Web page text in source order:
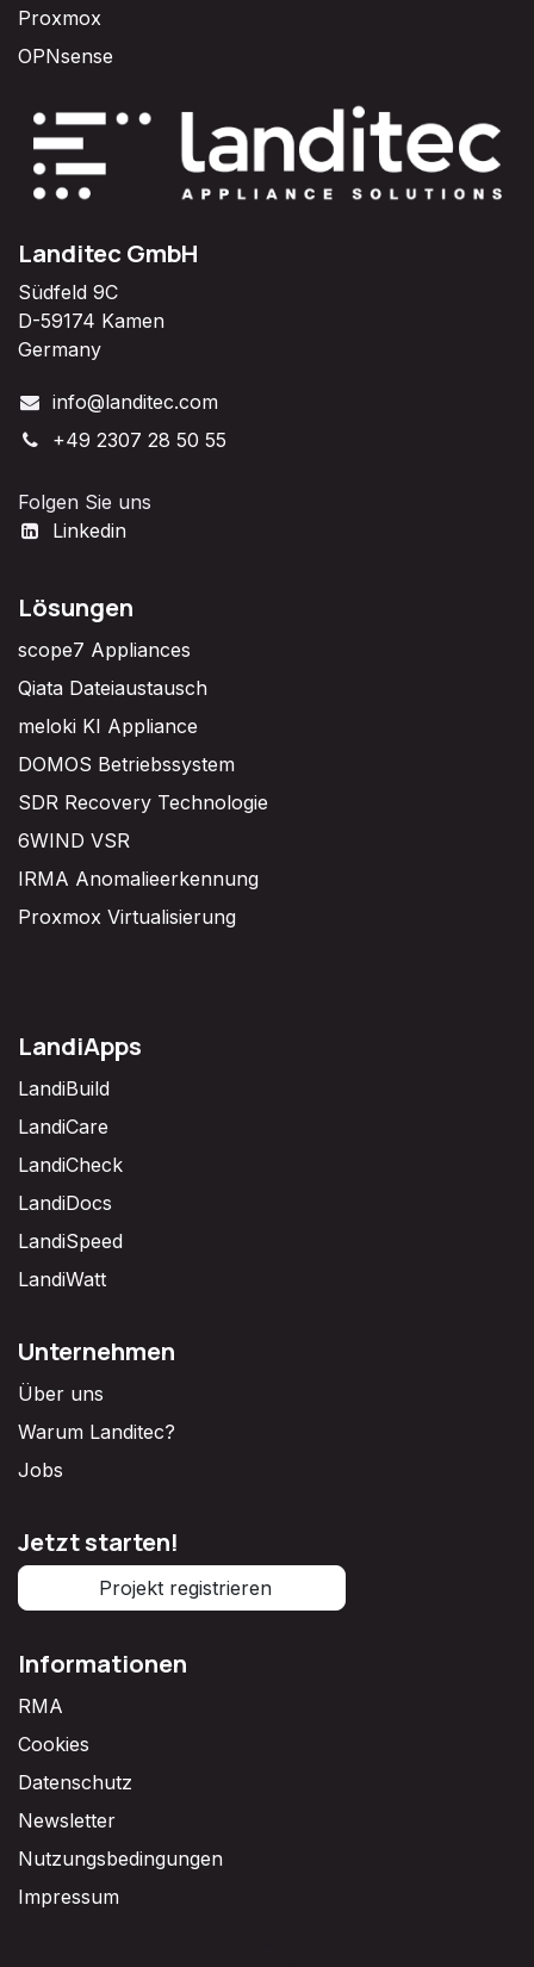
Proxmox
OPNsense
Landitec GmbH
Südfeld 9C
D-59174 Kamen
Germany
info@landitec.com
+49 2307 28 50 55
Folgen Sie uns
Linkedin
Lösungen
scope7 Appliances
Qiata Dateiaustausch
meloki KI Appliance
DOMOS Betriebssystem
SDR Recovery Technologie
6WIND VSR
IRMA Anomalieerkennung
Proxmox Virtualisierung
LandiApps
LandiBuild
LandiCare
LandiCheck
LandiDocs
LandiSpeed
LandiWatt
Unternehmen
Über uns
Warum Landitec?
Jobs
Jetzt starten!
Projekt registrieren
Informationen
RMA
Cookies
Datenschutz
Newsletter
Nutzungsbedingungen
Impressum